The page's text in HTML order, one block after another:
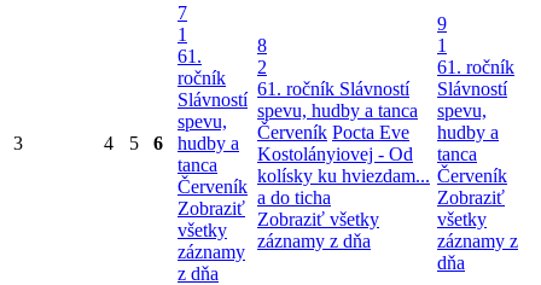
3 4 5 6
7
1
61.
ročník
Slávností
spevu,
hudby a
tanca
Červeník
Zobraziť
všetky
záznamy
z dňa
8
2
61. ročník Slávností
spevu, hudby a tanca
Červeník Pocta Eve
Kostolányiovej - Od
kolísky ku hviezdam...
a do ticha
Zobraziť všetky
záznamy z dňa
9
1
61. ročník
Slávností
spevu,
hudby a
tanca
Červeník
Zobraziť
všetky
záznamy z
dňa